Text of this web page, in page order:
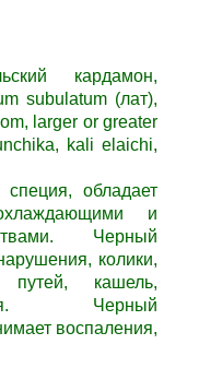
кардамон,
subulatum (лат),
larger or greater
kali elaichi,
специя, обладает
охлаждающими и
Черный
колики,
путей, кашель,
Черный
воспаления,